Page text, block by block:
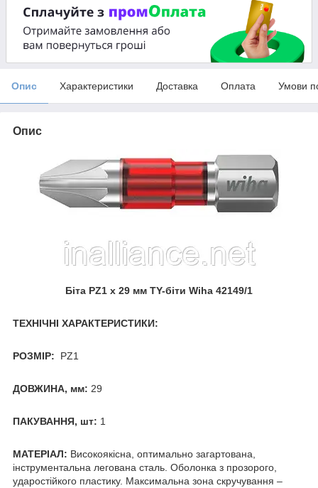
Опис Характеристики Доставка Оплата Умови
Опис
Біта PZ1 х 29 мм TY-біти Wiha 42149/1
ТЕХНІЧНІ ХАРАКТЕРИСТИКИ:
РОЗМІР: PZ1
ДОВЖИНА, мм: 29
ПАКУВАННЯ, шт: 1
МАТЕРІАЛ: Високоякісна, оптимально загартована,
інструментальна легована сталь. Оболонка з прозорого,
ударостійкого пластику. Максимальна зона скручування –